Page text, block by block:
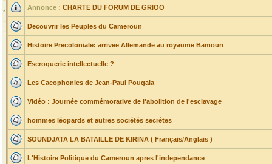
Annonce : CHARTE DU FORUM DE GRIOO
Decouvrir les Peuples du Cameroun
Histoire Precoloniale: arrivee Allemande au royaume Bamoun
Escroquerie intellectuelle ?
Les Cacophonies de Jean-Paul Pougala
Vidéo : Journée commémorative de l'abolition de l'esclavage
hommes léopards et autres sociétés secrètes
SOUNDJATA LA BATAILLE DE KIRINA ( Français/Anglais )
L'Histoire Politique du Cameroun apres l'independance